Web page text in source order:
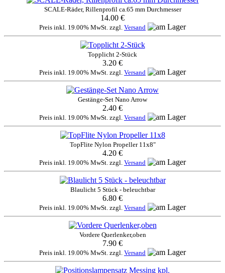
SCALE-Räder, Rillenprofil ca.65 mm Durchmesser
14.00 €
Preis inkl. 19.00% MwSt. zzgl. Versand
Topplicht 2-Stück
3.20 €
Preis inkl. 19.00% MwSt. zzgl. Versand
Gestänge-Set Nano Arrow
2.40 €
Preis inkl. 19.00% MwSt. zzgl. Versand
TopFlite Nylon Propeller 11x8"
4.20 €
Preis inkl. 19.00% MwSt. zzgl. Versand
Blaulicht 5 Stück - beleuchtbar
6.80 €
Preis inkl. 19.00% MwSt. zzgl. Versand
Vordere Querlenker,oben
7.90 €
Preis inkl. 19.00% MwSt. zzgl. Versand